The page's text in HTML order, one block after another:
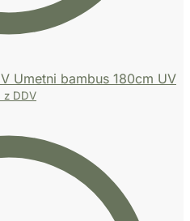
Umetni bambus 180cm UV
z DDV